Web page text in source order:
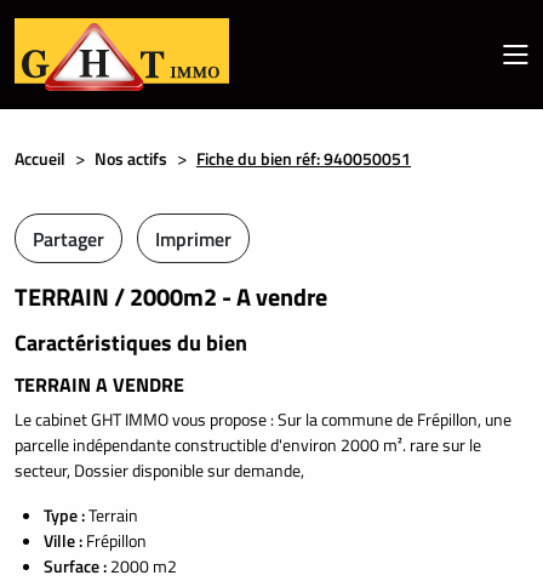
Accueil Nos actifs Fiche du bien réf: 940050051
TERRAIN / 2000m2 - A vendre
Caractéristiques du bien
Partager Imprimer
TERRAIN A VENDRE
Le cabinet GHT IMMO vous propose : Sur la commune de Frépillon, une
parcelle indépendante constructible d'environ 2000 m². rare sur le
secteur, Dossier disponible sur demande,
Type :Terrain
Ville :Frépillon
Surface :2000 m2